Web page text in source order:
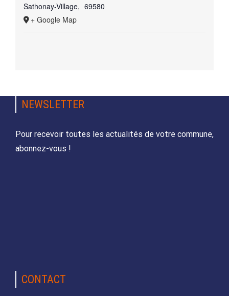
Sathonay-Village, 69580
+ Google Map
NEWSLETTER
Pour recevoir toutes les actualités de votre commune,
abonnez-vous !
CONTACT